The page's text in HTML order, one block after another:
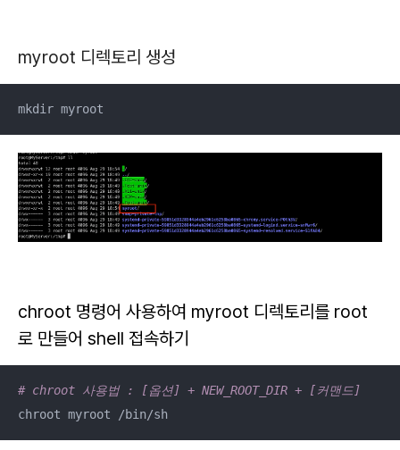
myroot 디렉토리 생성
mkdir myroot
chroot 명령어 사용하여 myroot 디렉토리를 root
로 만들어 shell 접속하기
# chroot 사용법 : [옵션] + NEW_ROOT_DIR + [커맨드]
chroot myroot /bin/sh